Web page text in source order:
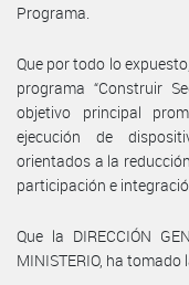
Programa.
Que por todo lo
programa “Construir
objetivo principal
ejecución de
orientados a la
participación e
Que la DIRECCIÓN
MINISTERIO, ha